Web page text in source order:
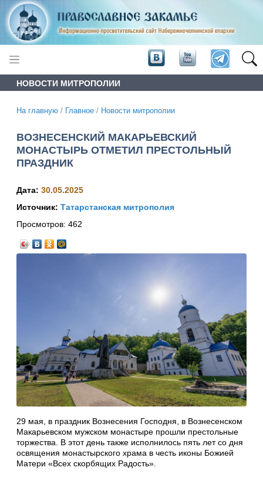
НОВОСТИ МИТРОПОЛИИ
На главную / Главное / Новости митрополии
ВОЗНЕСЕНСКИЙ МАКАРЬЕВСКИЙ
МОНАСТЫРЬ ОТМЕТИЛ ПРЕСТОЛЬНЫЙ
ПРАЗДНИК
Дата: 30.05.2025
Источник: Татарстанская митрополия
Просмотров: 462
29 мая, в праздник Вознесения Господня, в Вознесенском
Макарьевском мужском монастыре прошли престольные
торжества. В этот день также исполнилось пять лет со дня
освящения монастырского храма в честь иконы Божией
Матери «Всех скорбящих Радость».